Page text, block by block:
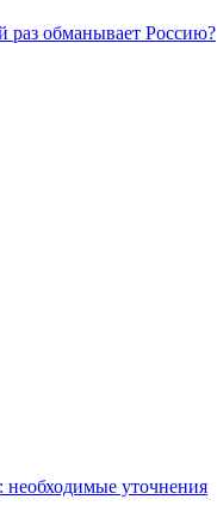
раз обманывает Россию?
необходимые уточнения